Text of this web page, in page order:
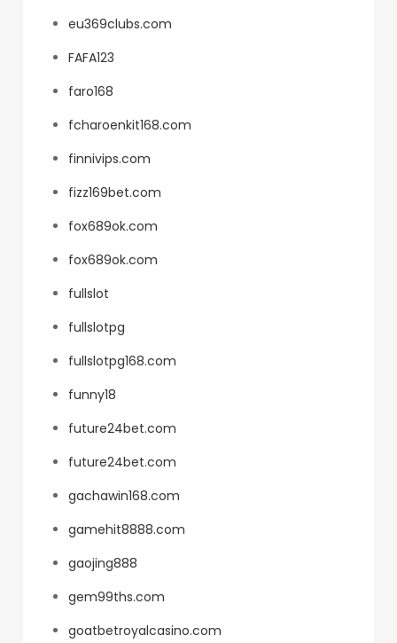
eu369clubs.com
FAFA123
faro168
fcharoenkit168.com
finnivips.com
fizz169bet.com
fox689ok.com
fox689ok.com
fullslot
fullslotpg
fullslotpg168.com
funny18
future24bet.com
future24bet.com
gachawin168.com
gamehit8888.com
gaojing888
gem99ths.com
goatbetroyalcasino.com